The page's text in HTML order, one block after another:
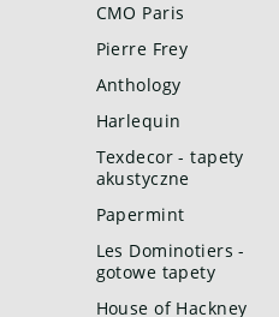
CMO Paris
Pierre Frey
Anthology
Harlequin
Texdecor - tapety
akustyczne
Papermint
Les Dominotiers -
gotowe tapety
House of Hackney